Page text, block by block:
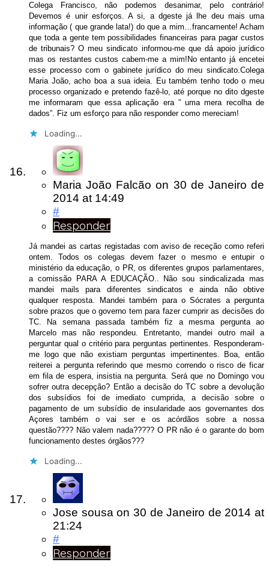
Colega Francisco, não podemos desanimar, pelo contrário!
Devemos é unir esforços. A si, a dgeste já lhe deu mais uma
informação ( que grande lata!) do que a mim…francamente! Acham
que toda a gente tem possibilidades financeiras para pagar custos
de tribunais? O meu sindicato informou-me que dá apoio jurídico
mas os restantes custos cabem-me a mim!No entanto já encetei
esse processo com o gabinete jurídico do meu sindicato.Colega
Maria João, acho boa a sua ideia. Eu também tenho todo o meu
processo organizado e pretendo fazê-lo, até porque no dito dgeste
me informaram que essa aplicação era ” uma mera recolha de
dados”. Fiz um esforço para não responder como mereciam!
Loading...
Maria João Falcão on 30 de Janeiro de
2014 at 14:49
#
Responder
Já mandei as cartas registadas com aviso de receção como referi
ontem. Todos os colegas devem fazer o mesmo e entupir o
ministério da educação, o PR, os diferentes grupos parlamentares,
a comissão PARA A EDUCAÇÃO.. Não sou sindicalizada mas
mandei mails para diferentes sindicatos e ainda não obtive
qualquer resposta. Mandei também para o Sócrates a pergunta
sobre prazos que o governo tem para fazer cumprir as decisões do
TC. Na semana passada também fiz a mesma pergunta ao
Marcelo mas não respondeu. Entretanto, mandei outro mail a
perguntar qual o critério para perguntas pertinentes. Responderam-
me logo que não existiam perguntas impertinentes. Boa, então
reiterei a pergunta referindo que mesmo correndo o risco de ficar
em fila de espera, insistia na pergunta. Será que no Domingo vou
sofrer outra decepção? Então a decisão do TC sobre a devolução
dos subsídios foi de imediato cumprida, a decisão sobre o
pagamento de um subsídio de insularidade aos governantes dos
Açores também o vai ser e os acórdãos sobre a nossa
questão???? Não valem nada????? O PR não é o garante do bom
funcionamento destes órgãos???
Loading...
Jose sousa on 30 de Janeiro de 2014 at
21:24
#
Responder